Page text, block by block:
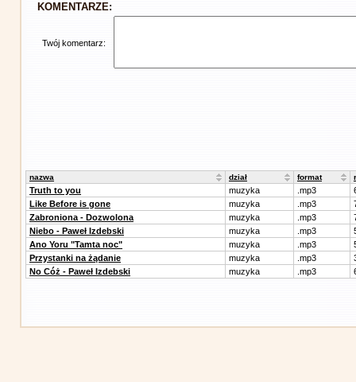
KOMENTARZE:
Twój komentarz:
nazwa dział format
Truth to you muzyka .mp3
Like Before is gone
muzyka .mp3
Zabroniona - Dozwolona
muzyka .mp3
Niebo - Paweł Izdebski
muzyka .mp3
Ano Yoru "Tamta noc"
muzyka .mp3
Przystanki na żądanie
muzyka .mp3
No Cóż - Paweł Izdebski
muzyka .mp3